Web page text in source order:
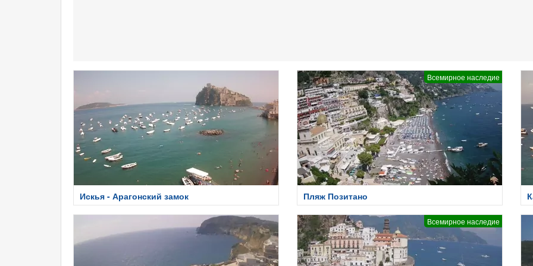
Искья - Арагонский замок
Всемирное наследие
Пляж Позитано
Всемирное наследие